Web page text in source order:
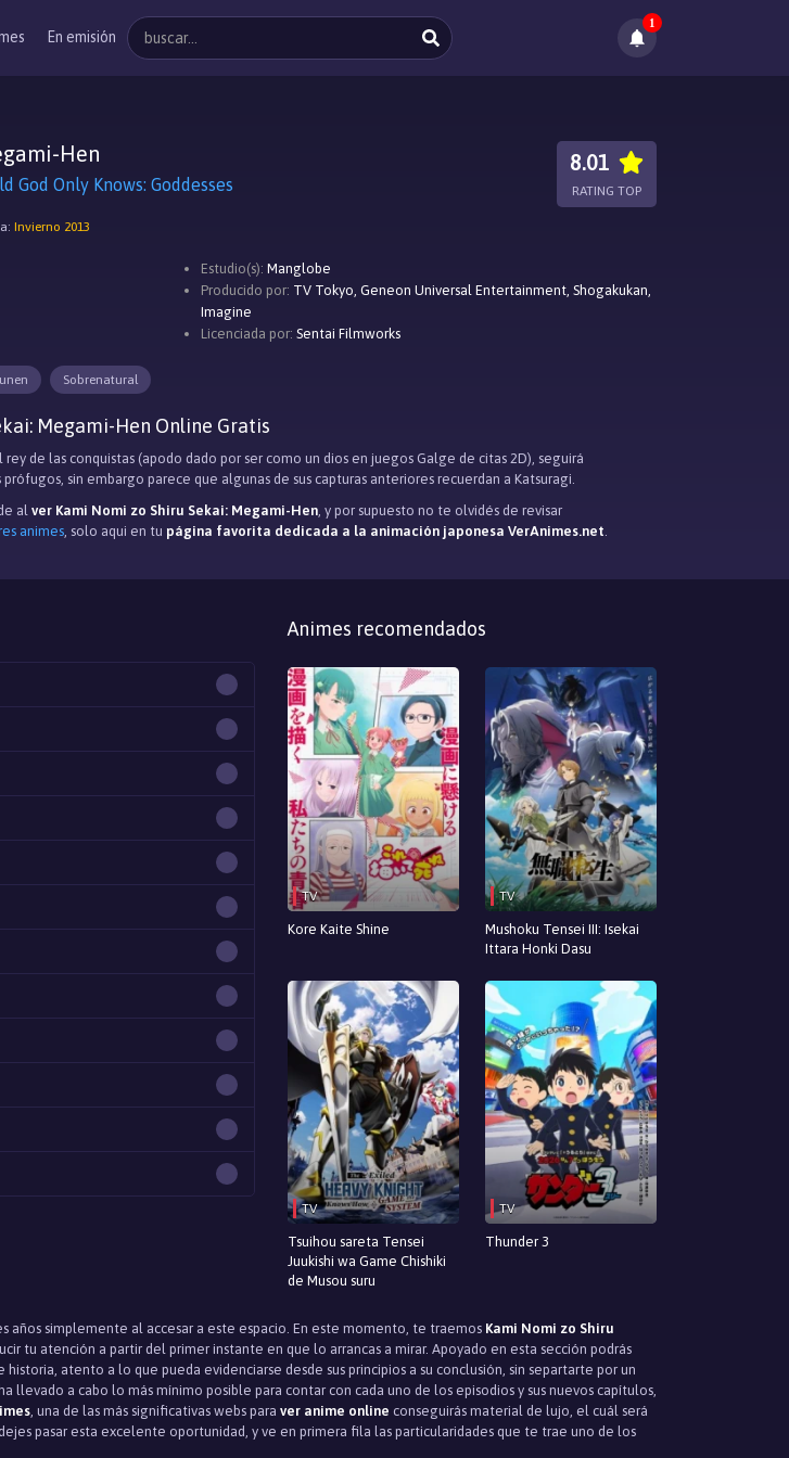
En emisión
1
Hen
God Only Knows: Goddesses
Invierno 2013
8.01
RATING TOP
Estudio(s): Manglobe
Producido por: TV Tokyo, Geneon Universal Entertainment, Shogakukan,
Imagine
Licenciada por: Sentai Filmworks
Sobrenatural
Megami-Hen Online Gratis
de las conquistas (apodo dado por ser como un dios en juegos Galge de citas 2D), seguirá
sin embargo parece que algunas de sus capturas anteriores recuerdan a Katsuragi.
al ver Kami Nomi zo Shiru Sekai: Megami-Hen, y por supuesto no te olvidés de revisar
animes, solo aqui en tu página favorita dedicada a la animación japonesa VerAnimes.net.
Animes recomendados
TV
Kore Kaite Shine
TV
Mushoku Tensei III: Isekai
Ittara Honki Dasu
TV
Tsuihou sareta Tensei
Juukishi wa Game Chishiki
de Musou suru
TV
Thunder 3
años simplemente al accesar a este espacio. En este momento, te traemos Kami Nomi zo Shiru
tu atención a partir del primer instante en que lo arrancas a mirar. Apoyado en esta sección podrás
atento a lo que pueda evidenciarse desde sus principios a su conclusión, sin separtarte por un
llevado a cabo lo más mínimo posible para contar con cada uno de los episodios y sus nuevos capítulos,
, una de las más significativas webs para ver anime online conseguirás material de lujo, el cuál será
pasar esta excelente oportunidad, y ve en primera fila las particularidades que te trae uno de los